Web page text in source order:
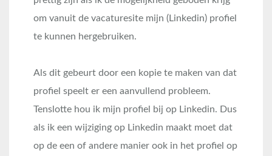
om vanuit de vacaturesite mijn (Linkedin) profiel
te kunnen hergebruiken.
Als dit gebeurt door een kopie te maken van dat
profiel speelt er een aanvullend probleem.
Tenslotte hou ik mijn profiel bij op Linkedin. Dus
als ik een wijziging op Linkedin maakt moet dat
op de een of andere manier ook in het profiel op